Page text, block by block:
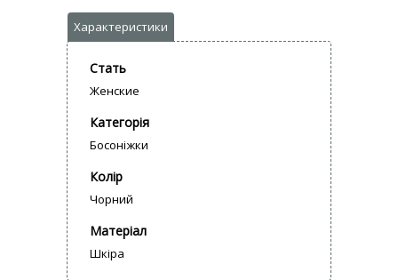
Стать
Женские
Категорія
Босоніжки
Колір
Чорний
Матеріал
Шкіра